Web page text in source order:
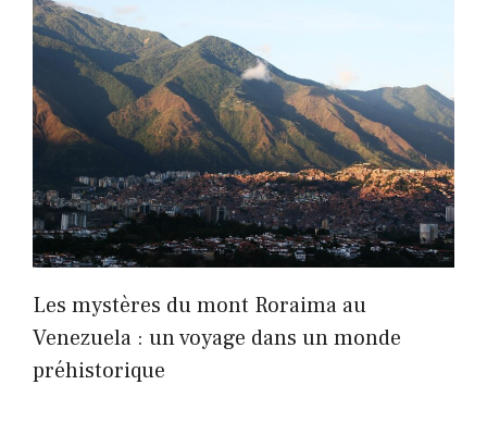
Les mystères du mont Roraima au
Venezuela : un voyage dans un monde
préhistorique